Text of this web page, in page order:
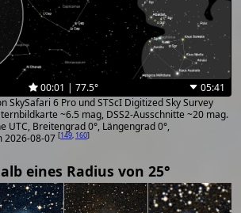
00:01 | 77.5°
05:41
SkySafari 6 Pro und STScI Digitized Sky Survey
~6.5 mag, DSS2-Ausschnitte ~20 mag.
UTC, Breitengrad 0°, Längengrad 0°,
2026-08-07 [149, 160]
eines Radius von 25°